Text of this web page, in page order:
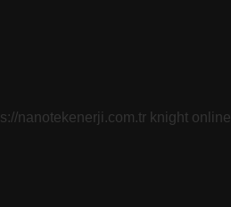
nanotekenerji.com.tr knight online